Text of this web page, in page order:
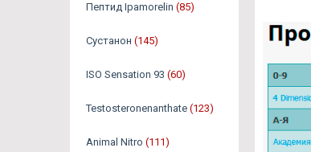
Пептид Ipamorelin (85)
Сустанон (145)
ISO Sensation 93 (60)
Testosteronenanthate (123)
Animal Nitro (111)